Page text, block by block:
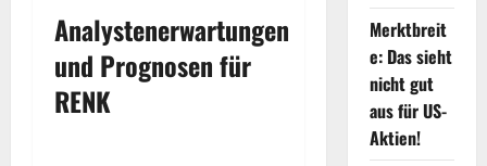
Analystenerwartungen
und Prognosen für
RENK
Merktbreit
e: Das sieht
nicht gut
aus für US-
Aktien!